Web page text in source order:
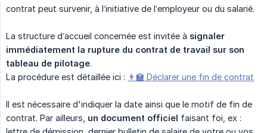
contrat peut survenir, à l’initiative de l’employeur ou du salarié.
La structure d’accueil concernée est invitée à signaler
immédiatement la rupture du contrat de travail sur son
tableau de pilotage.
La procédure est détaillée ici : 👨‍🏫 Déclarer une fin de contrat
Il est nécessaire d'indiquer la date ainsi que le motif de fin de
contrat. Par ailleurs, un document officiel faisant foi, ex :